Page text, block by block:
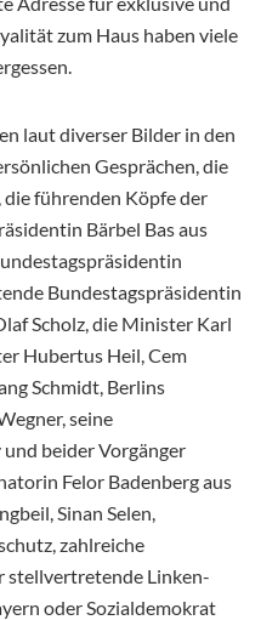
zum Haus haben viele
laut diverser Bilder in den
Gesprächen, die
führenden Köpfe der
Bärbel Bas aus
Bundestagspräsidentin
Scholz, die Minister Karl
Hubertus Heil, Cem
Schmidt, Berlins
seine
beider Vorgänger
Felor Badenberg aus
Sinan Selen,
zahlreiche
stellvertretende Linken-
oder Sozialdemokrat